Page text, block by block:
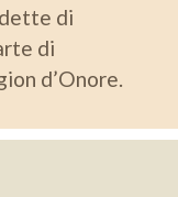
di
di
d’Onore.